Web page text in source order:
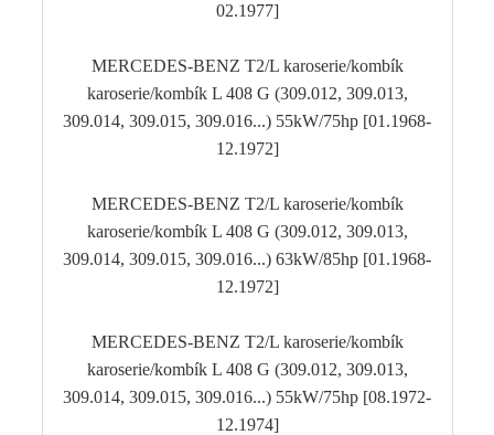
02.1977]
MERCEDES-BENZ T2/L karoserie/kombík
karoserie/kombík L 408 G (309.012, 309.013,
309.014, 309.015, 309.016...) 55kW/75hp [01.1968-
12.1972]
MERCEDES-BENZ T2/L karoserie/kombík
karoserie/kombík L 408 G (309.012, 309.013,
309.014, 309.015, 309.016...) 63kW/85hp [01.1968-
12.1972]
MERCEDES-BENZ T2/L karoserie/kombík
karoserie/kombík L 408 G (309.012, 309.013,
309.014, 309.015, 309.016...) 55kW/75hp [08.1972-
12.1974]